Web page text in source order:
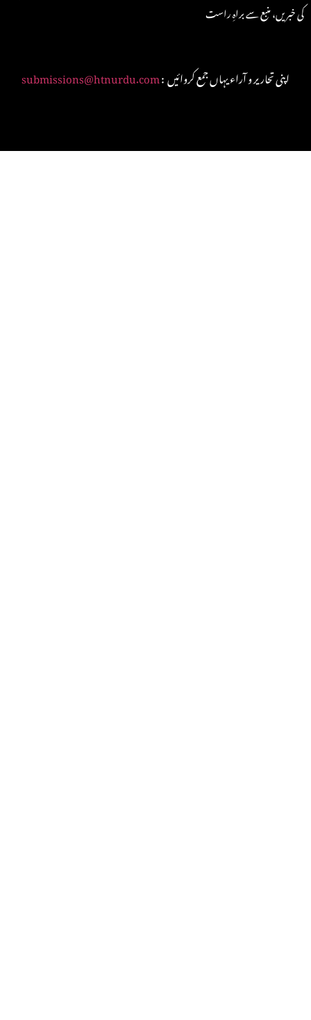
کی خبریں، منبع سے براہِ راست
submissions@htnurdu.com : اپنی تحاریر و آراء یہاں جمع کروائیں